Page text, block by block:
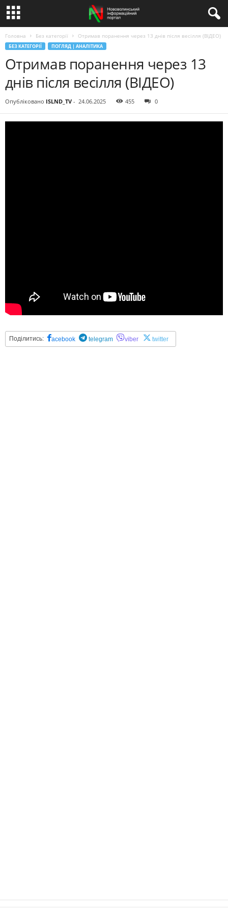
Головна Без категорії Отримав поранення через 13 днів після весілля (ВІДЕО)
БЕЗ КАТЕГОРІЇ ПОГЛЯД | АНАЛІТИКА
Отримав поранення через 13
днів після весілля (ВІДЕО)
Опубліковано ISLND_TV - 24.06.2025 455 0
Поділитись: acebook telegram viber twitter